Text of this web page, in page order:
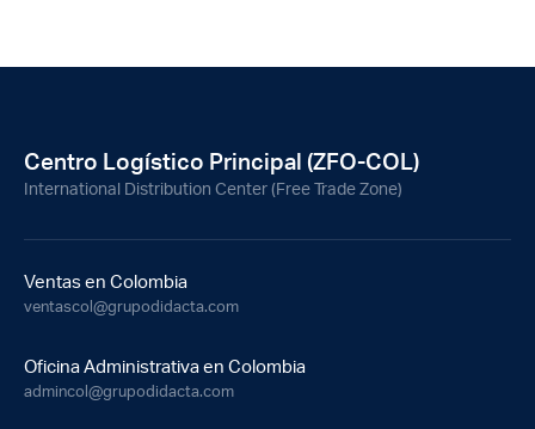
Centro Logístico Principal (ZFO-COL)
International Distribution Center (Free Trade Zone)
Ventas en Colombia
ventascol@grupodidacta.com
Oficina Administrativa en Colombia
admincol@grupodidacta.com